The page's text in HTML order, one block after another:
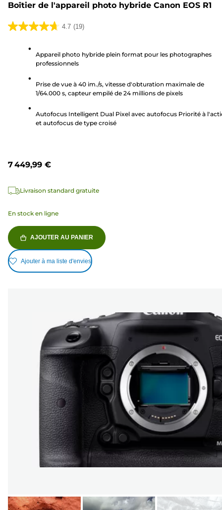
Boîtier de l'appareil photo hybride Canon EOS R1
4.7 (19)
4.7
Appareil photo hybride plein format pour les photographes
professionnels
Prise de vue à 40 im./s, vitesse d'obturation maximale de
1/64.000 s, capteur empilé de 24 millions de pixels
Autofocus Intelligent Dual Pixel avec autofocus Priorité à
et autofocus de type croisé
7 449,99 €
Livraison standard gratuite
En stock en ligne
AJOUTER AU PANIER
Ajouter à ma liste d'envies